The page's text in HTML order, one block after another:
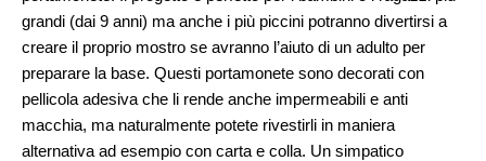
grandi (dai 9 anni) ma anche i più piccini potranno divertirsi a
creare il proprio mostro se avranno l’aiuto di un adulto per
preparare la base. Questi portamonete sono decorati con
pellicola adesiva che li rende anche impermeabili e anti
macchia, ma naturalmente potete rivestirli in maniera
alternativa ad esempio con carta e colla. Un simpatico